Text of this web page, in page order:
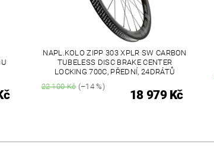
NAPL.KOLO ZIPP 303 XPLR SW CARBON
TUBELESS DISC BRAKE CENTER
LOCKING 700C, PŘEDNÍ, 24DRÁTŮ
22 100 Kč(–14 %)
18 979 Kč